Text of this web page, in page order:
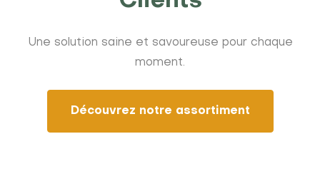
Une solution saine et savoureuse pour chaque
moment.
Découvrez notre assortiment